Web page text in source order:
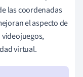
las coordenadas
el aspecto de
videojuegos,
virtual.